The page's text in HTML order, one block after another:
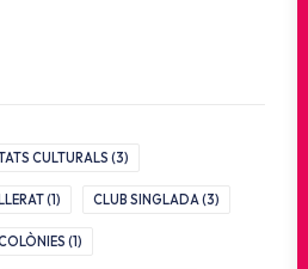
CULTURALS (3)
(1) CLUB SINGLADA(3)
(1)